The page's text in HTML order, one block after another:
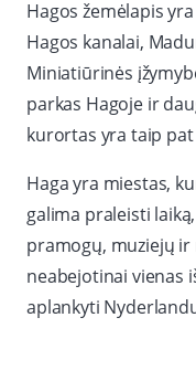
Hagos žemėlapis
Hagos kanalai,
Miniatiūrinės
parkas Hagoje ir
kurortas yra taip
Haga yra miestas,
galima praleisti
pramogų, muziejų ir
neabejotinai vienas
aplankyti